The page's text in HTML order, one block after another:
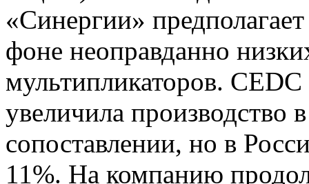
«Синергии»
фоне неоправданно
мультипликаторов.
увеличила производство
сопоставлении, но в
11%. На компанию